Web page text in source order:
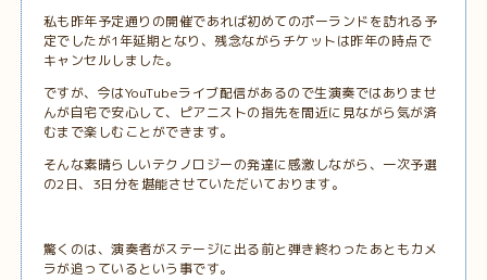
私も昨年予定通りの開催であれば初めてのポーランドを訪れる予
定でしたが1年延期となり、残念ながらチケットは昨年の時点で
キャンセルしました。
ですが、今はYouTubeライブ配信があるので生演奏ではありませ
んが自宅で安心して、ピアニストの指先を間近に見ながら気が済
むまで楽しむことができます。
そんな素晴らしいテクノロジーの発達に感激しながら、一次予選
の2日、3日分を堪能させていただいております。
驚くのは、演奏者がステージに出る前と弾き終わったあともカメ
ラが追っているという事です。